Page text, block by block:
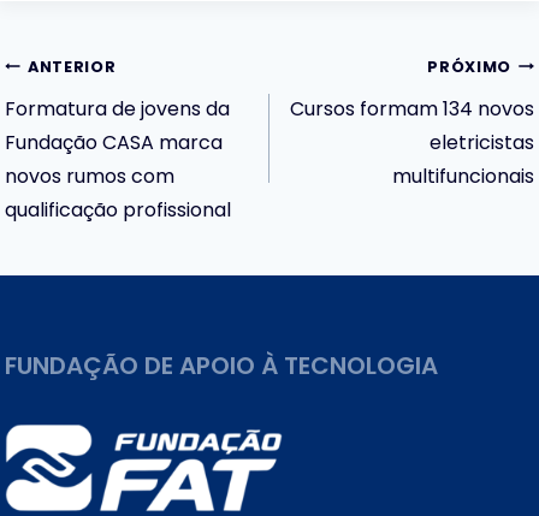
Navegação
de
Post
ANTERIOR
Formatura de jovens da
Fundação CASA marca
novos rumos com
qualificação profissional
PRÓXIMO
Cursos formam 134 novos
eletricistas
multifuncionais
FUNDAÇÃO DE APOIO À TECNOLOGIA